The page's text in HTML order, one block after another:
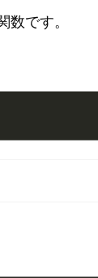
です。